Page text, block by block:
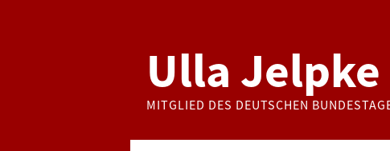
Ulla Jelpke
MITGLIED DES DEUTSCHEN